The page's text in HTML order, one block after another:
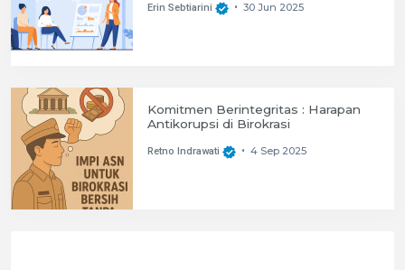
Erin Sebtiarini • 30 Jun 2025
Komitmen Berintegritas : Harapan
Antikorupsi di Birokrasi
Retno Indrawati • 4 Sep 2025